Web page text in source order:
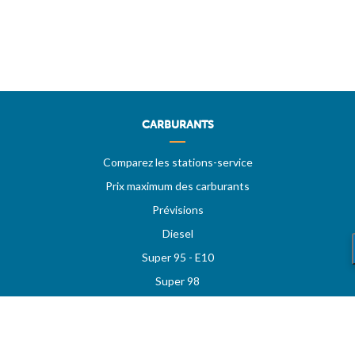
CARBURANTS
Comparez les stations-service
Prix maximum des carburants
Prévisions
Diesel
Super 95 - E10
Super 98